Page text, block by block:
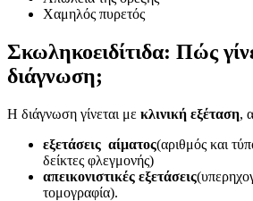
Χαμηλός πυρετός
Σκωληκοειδίτιδα: Πώς
διάγνωση;
Η διάγνωση γίνεται με κλινική εξέταση,
εξετάσεις αίματος(αριθμός και
δείκτες φλεγμονής)
απεικονιστικές εξετάσεις
τομογραφία).